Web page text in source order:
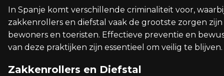
In Spanje komt verschillende criminaliteit voor,
zakkenrollers en diefstal vaak de grootste zorgen
bewoners en toeristen. Effectieve preventie en
van deze praktijken zijn essentieel om veilig te blijven.
Zakkenrollers en Diefstal